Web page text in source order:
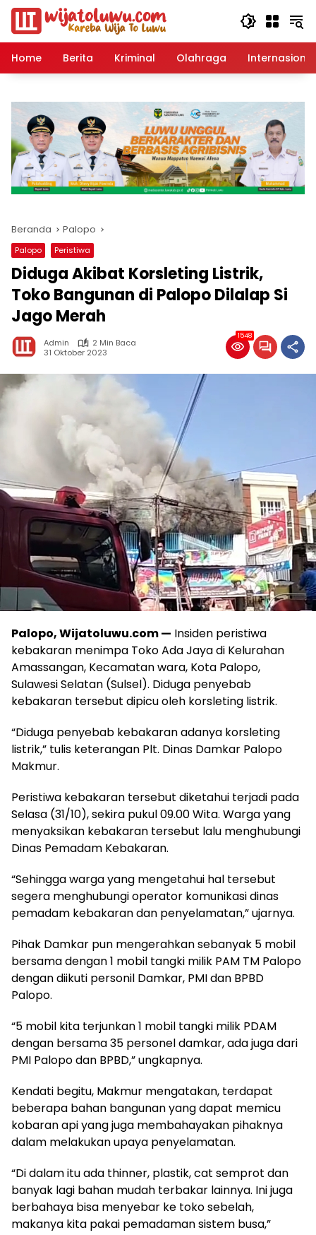
Langsung
konten
Home
Berita Kriminal Olahraga Internasional
Beranda Palopo
Palopo Peristiwa
Diduga Akibat Korsleting Listrik,
Toko Bangunan di Palopo Dilalap Si
Jago Merah
Admin
2 Min Baca
31 Oktober 2023
1548
Palopo, Wijatoluwu.com — Insiden peristiwa
kebakaran menimpa Toko Ada Jaya di Kelurahan
Amassangan, Kecamatan wara, Kota Palopo,
Sulawesi Selatan (Sulsel). Diduga penyebab
kebakaran tersebut dipicu oleh korsleting listrik.
“Diduga penyebab kebakaran adanya korsleting
listrik,” tulis keterangan Plt. Dinas Damkar Palopo
Makmur.
Peristiwa kebakaran tersebut diketahui terjadi pada
Selasa (31/10), sekira pukul 09.00 Wita. Warga yang
menyaksikan kebakaran tersebut lalu menghubungi
Dinas Pemadam Kebakaran.
“Sehingga warga yang mengetahui hal tersebut
segera menghubungi operator komunikasi dinas
pemadam kebakaran dan penyelamatan,” ujarnya.
Pihak Damkar pun mengerahkan sebanyak 5 mobil
bersama dengan 1 mobil tangki milik PAM TM Palopo
dengan diikuti personil Damkar, PMI dan BPBD
Palopo.
“5 mobil kita terjunkan 1 mobil tangki milik PDAM
dengan bersama 35 personel damkar, ada juga dari
PMI Palopo dan BPBD,” ungkapnya.
Kendati begitu, Makmur mengatakan, terdapat
beberapa bahan bangunan yang dapat memicu
kobaran api yang juga membahayakan pihaknya
dalam melakukan upaya penyelamatan.
“Di dalam itu ada thinner, plastik, cat semprot dan
banyak lagi bahan mudah terbakar lainnya. Ini juga
berbahaya bisa menyebar ke toko sebelah,
makanya kita pakai pemadaman sistem busa,”